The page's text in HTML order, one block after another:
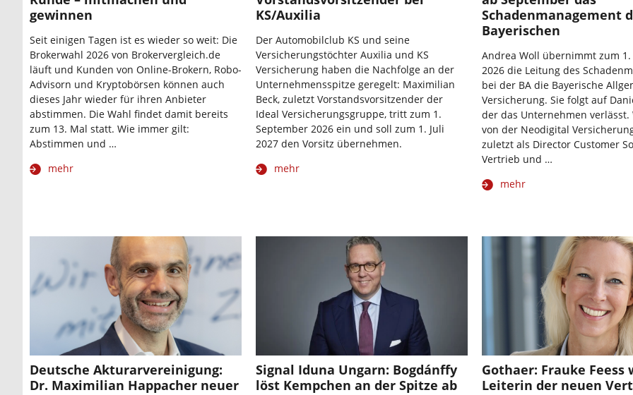
gewinnen
Seit einigen Tagen ist es wieder so weit: Die
Brokerwahl 2026 von Brokervergleich.de
läuft und Kunden von Online-Brokern, Robo-
Advisorn und Kryptobörsen können auch
dieses Jahr wieder für ihren Anbieter
abstimmen. Die Wahl findet damit bereits
zum 13. Mal statt. Wie immer gilt:
Abstimmen und …
mehr
KS/Auxilia
Der Automobilclub KS und seine
Versicherungstöchter Auxilia und KS
Versicherung haben die Nachfolge an der
Unternehmensspitze geregelt: Maximilian
Beck, zuletzt Vorstandsvorsitzender der
Ideal Versicherungsgruppe, tritt zum 1.
September 2026 ein und soll zum 1. Juli
2027 den Vorsitz übernehmen.
mehr
Schadenmanagement
Bayerischen
Andrea Woll übernimmt zum
2026 die Leitung des
bei der BA die Bayerische
Versicherung. Sie folgt auf
der das Unternehmen verlässt.
von der Neodigital
zuletzt als Director Customer
Vertrieb und …
mehr
Deutsche Akturarvereinigung:
Dr. Maximilian Happacher neuer
Signal Iduna Ungarn: Bogdánffy
löst Kempchen an der Spitze ab
Gothaer: Frauke Feess
Leiterin der neuen